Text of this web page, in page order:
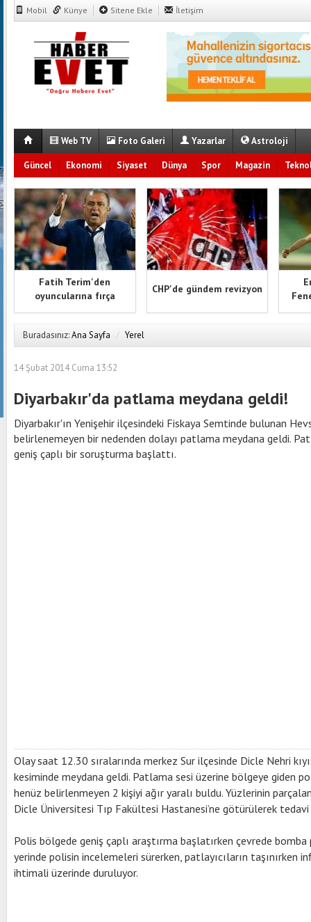
Mobil Künye Sitene Ekle İletişim
Web TV Foto Galeri Yazarlar Astroloji
Güncel Ekonomi Siyaset Dünya Spor Magazin
Fatih Terim'den
oyuncularına fırça
CHP'de gündem revizyon
Buradasınız:Ana Sayfa / Yerel
14 Şubat 2014 Cuma 13:52
Diyarbakır'da patlama meydana geldi!
Diyarbakır'ın Yenişehir ilçesindeki Fiskaya Semtinde bulunan
belirlenemeyen bir nedenden dolayı patlama meydana geldi.
geniş çaplı bir soruşturma başlattı.
Olay saat 12.30 sıralarında merkez Sur ilçesinde Dicle Nehri
kesiminde meydana geldi. Patlama sesi üzerine bölgeye giden
henüz belirlenmeyen 2 kişiyi ağır yaralı buldu. Yüzlerinin
Dicle Üniversitesi Tıp Fakültesi Hastanesi’ne götürülerek tedavi
Polis bölgede geniş çaplı araştırma başlatırken çevrede bomba
yerinde polisin incelemeleri sürerken, patlayıcıların taşınırken
ihtimali üzerinde duruluyor.